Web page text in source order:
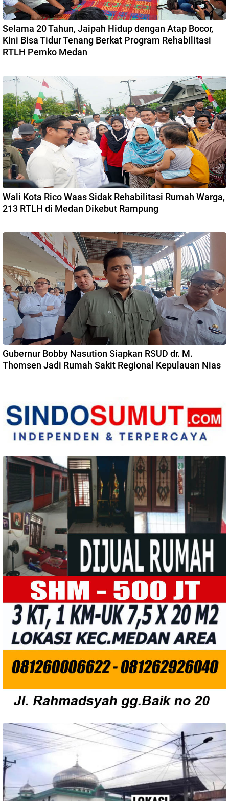
Selama 20 Tahun, Jaipah Hidup dengan Atap Bocor,
Kini Bisa Tidur Tenang Berkat Program Rehabilitasi
RTLH Pemko Medan
Wali Kota Rico Waas Sidak Rehabilitasi Rumah Warga,
213 RTLH di Medan Dikebut Rampung
Gubernur Bobby Nasution Siapkan RSUD dr. M.
Thomsen Jadi Rumah Sakit Regional Kepulauan Nias